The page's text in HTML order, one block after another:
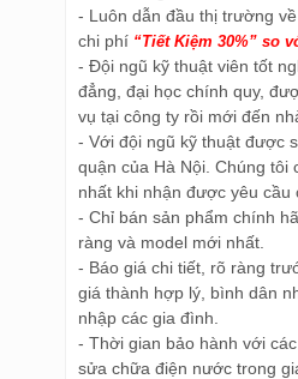
- Luôn dẫn đầu thị trường
chi phí “Tiết Kiệm 30%” so
- Đội ngũ kỹ thuật viên tốt
đẳng, đại học chính quy,
vụ tại công ty rồi mới đến
- Với đội ngũ kỹ thuật được
quận của Hà Nội. Chúng tôi
nhất khi nhận được yêu cầu
- Chỉ bán sản phẩm chính
ràng và model mới nhất.
- Báo giá chi tiết, rõ ràng
giá thành hợp lý, bình dân
nhập các gia đình.
- Thời gian bảo hành với
sửa chữa điện nước trong